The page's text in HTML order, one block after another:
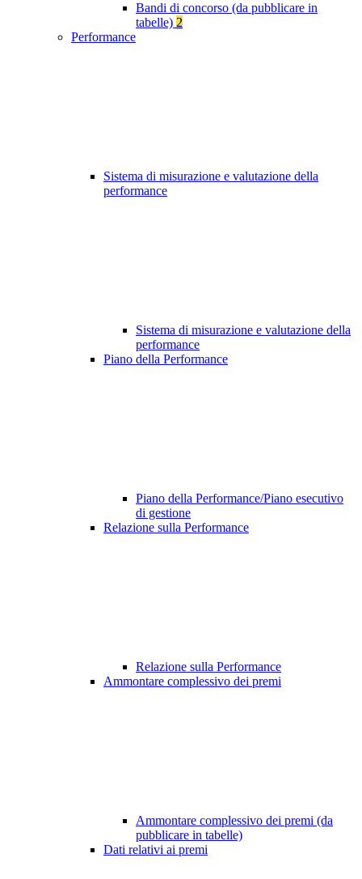
Bandi di concorso (da pubblicare in
tabelle) 2
Performance
Sistema di misurazione e valutazione della
performance
Sistema di misurazione e valutazione della
performance
Piano della Performance
Piano della Performance/Piano esecutivo
di gestione
Relazione sulla Performance
Relazione sulla Performance
Ammontare complessivo dei premi
Ammontare complessivo dei premi (da
pubblicare in tabelle)
Dati relativi ai premi